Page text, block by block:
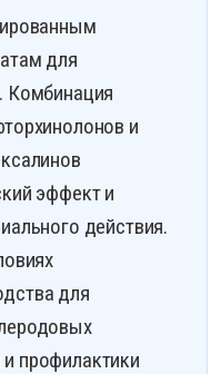
для
Комбинация
и
эффект и
действия.
для
профилактики